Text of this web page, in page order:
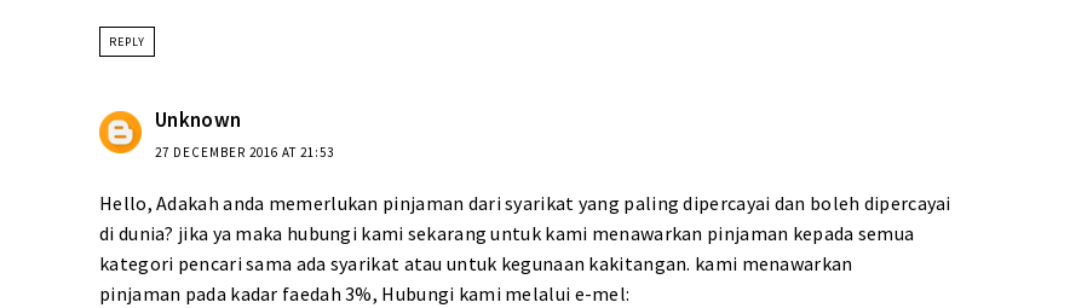
REPLY
Unknown
27 DECEMBER 2016 AT 21:53
Hello, Adakah anda memerlukan pinjaman dari syarikat yang paling dipercayai dan boleh dipercayai
di dunia? jika ya maka hubungi kami sekarang untuk kami menawarkan pinjaman kepada semua
kategori pencari sama ada syarikat atau untuk kegunaan kakitangan. kami menawarkan
pinjaman pada kadar faedah 3%, Hubungi kami melalui e-mel: